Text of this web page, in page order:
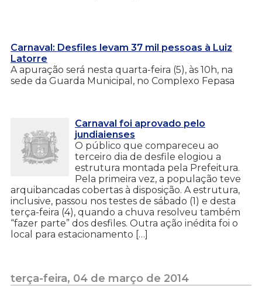
Carnaval: Desfiles levam 37 mil pessoas à Luiz
Latorre
A apuração será nesta quarta-feira (5), às 10h, na
sede da Guarda Municipal, no Complexo Fepasa
Carnaval foi aprovado pelo
jundiaienses
O público que compareceu ao
terceiro dia de desfile elogiou a
estrutura montada pela Prefeitura.
Pela primeira vez, a população teve
arquibancadas cobertas à disposição. A estrutura,
inclusive, passou nos testes de sábado (1) e desta
terça-feira (4), quando a chuva resolveu também
“fazer parte” dos desfiles. Outra ação inédita foi o
local para estacionamento […]
terça-feira, 04 de março de 2014